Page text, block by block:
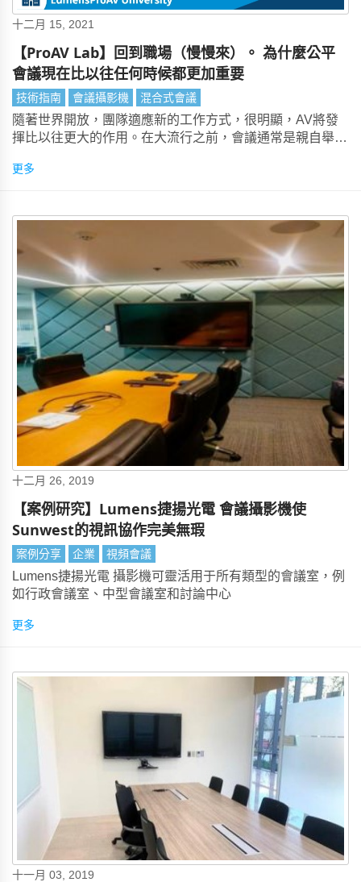
十二月 15, 2021
【ProAV Lab】回到職場（慢慢來）。 為什麼公平
會議現在比以往任何時候都更加重要
技術指南 會議攝影機 混合式會議
隨著世界開放，團隊適應新的工作方式，很明顯，AV將發
揮比以往更大的作用。在大流行之前，會議通常是親自舉行
更多
十二月 26, 2019
【案例研究】Lumens捷揚光電 會議攝影機使
Sunwest的視訊協作完美無瑕
案例分享 企業 視頻會議
Lumens捷揚光電 攝影機可靈活用于所有類型的會議室，例
如行政會議室、中型會議室和討論中心
更多
十一月 03, 2019